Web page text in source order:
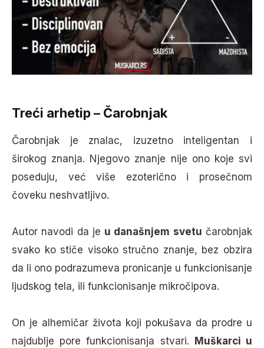
Treći arhetip – Čarobnjak
Čarobnjak je znalac, izuzetno inteligentan i
širokog znanja. Njegovo znanje nije ono koje svi
poseduju, već više ezoterično i prosečnom
čoveku neshvatljivo.
Autor navodi da je u današnjem svetu čarobnjak
svako ko stiče visoko stručno znanje, bez obzira
da li ono podrazumeva pronicanje u funkcionisanje
ljudskog tela, ili funkcionisanje mikročipova.
On je alhemičar života koji pokušava da prodre u
najdublje pore funkcionisanja stvari.
Muškarci u